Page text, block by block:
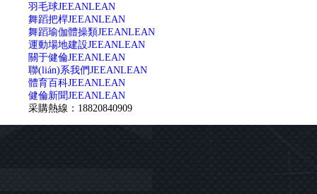
羽毛球JEEANLEAN
舞蹈把桿JEEANLEAN
舞蹈瑜伽體操類JEEANLEAN
運動場地建設JEEANLEAN
關于健倫JEEANLEAN
聯(lián)系我們JEEANLEAN
體育百科JEEANLEAN
健倫新聞JEEANLEAN
采購熱線：18820840909